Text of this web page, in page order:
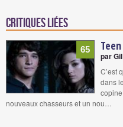
Critiques liées
65
par
C’est
dans
nouveaux chasseurs et un nou…